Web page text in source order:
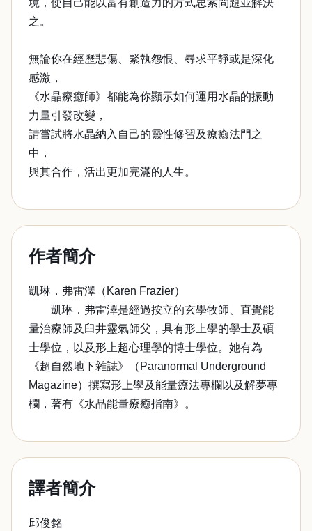
境，使自己能以富有創造力的方式思索問題並解決
之。
無論你在經歷悲傷、緊執怨恨、尋求平靜或是深化
感激，
《水晶療癒師》都能為你顯示如何運用水晶的振動
力量引發改變，
請嘗試將水晶納入自己的靈性修習及療癒法門之
中，
與其合作，活出更加完滿的人生。
作者簡介
凱琳．弗雷澤（Karen Frazier）
凱琳．弗雷澤是經過按立的玄學牧師、直覺能
量治療師及臼井靈氣師父，具有形上學的學士及碩
士學位，以及形上超心理學的博士學位。她有為
《超自然地下雜誌》（Paranormal Underground
Magazine）撰寫形上學及能量療法專欄以及解夢專
欄，著有《水晶能量療癒指南》。
譯者簡介
邱俊銘